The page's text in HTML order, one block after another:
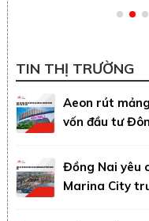
TIN THỊ TRƯỜNG
Aeon rút
vốn đầu tư
Đồng Nai yêu
Marina City